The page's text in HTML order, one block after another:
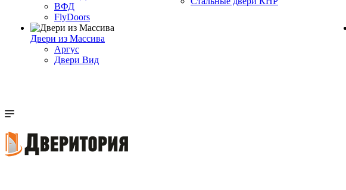
ВФД
FlyDoors
Двери из Массива
Аргус
Двери Вид